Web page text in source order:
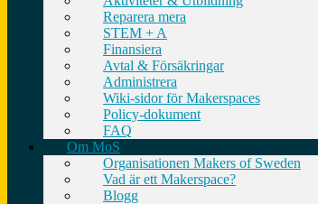
Reparera mera
STEM + A
Finansiera
Avtal & Försäkringar
Administrera
Wiki-sidor för Makerspaces
Policy-dokument
FAQ
Om MoS
Organisationen Makers of Sweden
Vad är ett Makerspace?
Blogg